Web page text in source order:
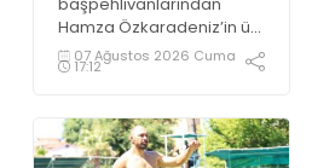
Hamza Özkaradeniz’in üst
üste hakem hataları
nedeni ile hakkının
07 Ağustos 2026 Cuma
17:12